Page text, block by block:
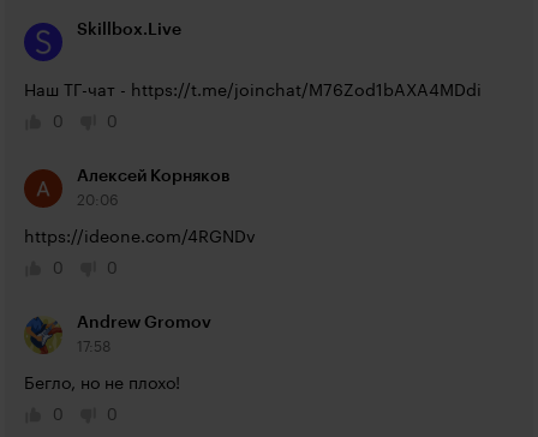
Skillbox.Live
Наш ТГ-чат - https://t.me/joinchat/M76Zod1bAXA4MDdi
0
0
Алексей Корняков
20:06
https://ideone.com/4RGNDv
0
0
Andrew Gromov
17:58
Бегло, но не плохо!
0
0